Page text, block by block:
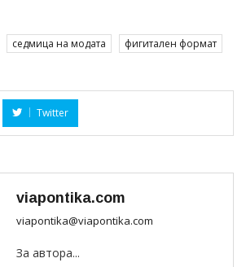
седмица на модата фигитален формат
Twitter
viapontika.com
viapontika@viapontika.com
За автора...